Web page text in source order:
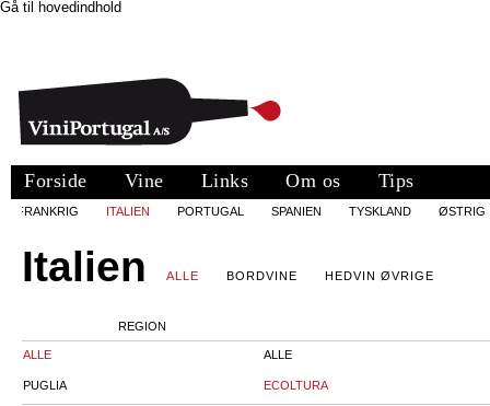
Gå til hovedindhold
Forside Vine Links Om os Tips
FRANKRIG ITALIEN PORTUGAL SPANIEN TYSKLAND ØSTRIG
Italien ALLE BORDVINE HEDVIN ØVRIGE
REGION
ALLE
PUGLIA
ALLE
ECOLTURA